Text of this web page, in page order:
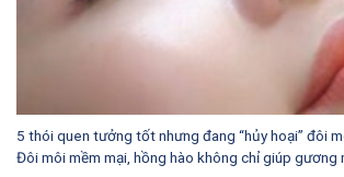
5 thói quen tưởng tốt nhưng đang “hủy hoại” đôi
Đôi môi mềm mại, hồng hào không chỉ giúp gương